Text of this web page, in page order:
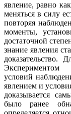
явление, равно
меняться в силу
повторяя
моменты,
достаточной
знание явления
доказательство.
Экспериментом
условий
явлением и
доказывается
было ранее